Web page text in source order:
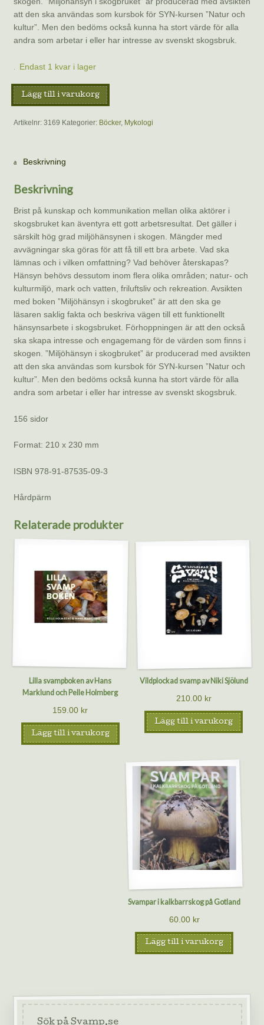
att den ska användas som kursbok för SYN-kursen ”Natur och
kultur”. Men den bedöms också kunna ha stort värde för alla
andra som arbetar i eller har intresse av svenskt skogsbruk.
Endast 1 kvar i lager
Miljöhänsyn
i
skogsbruket.
Lägg till i varukorg
Artikelnr: 3169 Kategorier: Böcker, Mykologi
Beskrivning
Beskrivning
Brist på kunskap och kommunikation mellan olika aktörer i
skogsbruket kan äventyra ett gott arbetsresultat. Det gäller i
särskilt hög grad miljöhänsynen i skogen. Mängder med
avvägningar ska göras för att få till ett bra arbete. Vad ska
lämnas och i vilken omfattning? Vad behöver återskapas?
Hänsyn behövs dessutom inom flera olika områden; natur- och
kulturmiljö, mark och vatten, friluftsliv och rekreation. Avsikten
med boken ”Miljöhänsyn i skogbruket” är att den ska ge
läsaren saklig fakta och beskriva vägen till ett funktionellt
hänsynsarbete i skogsbruket. Förhoppningen är att den också
ska skapa intresse och engagemang för de värden som finns i
skogen. ”Miljöhänsyn i skogbruket” är producerad med avsikten
att den ska användas som kursbok för SYN-kursen ”Natur och
kultur”. Men den bedöms också kunna ha stort värde för alla
andra som arbetar i eller har intresse av svenskt skogsbruk.
156 sidor
Format: 210 x 230 mm
ISBN 978-91-87535-09-3
Hårdpärm
Relaterade produkter
Lilla svampboken av Hans
Marklund och Pelle Holmberg
159.00 kr
Lägg till i varukorg
Vildplockad svamp av Niki Sjölund
210.00 kr
Lägg till i varukorg
Svampar i kalkbarrskog på Gotland
60.00 kr
Lägg till i varukorg
Sök på Svamp.se